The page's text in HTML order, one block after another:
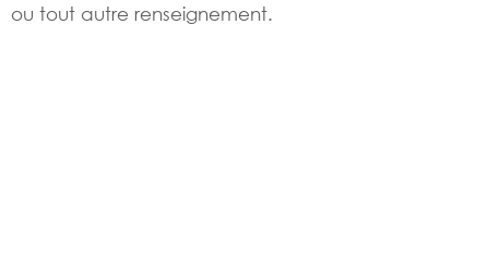
ou tout autre renseignement.